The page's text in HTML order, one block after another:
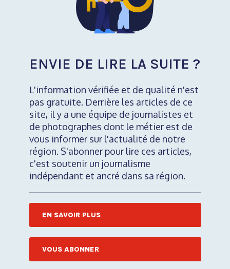
ENVIE DE LIRE LA SUITE ?
L'information vérifiée et de qualité n'est
pas gratuite. Derrière les articles de ce
site, il y a une équipe de journalistes et
de photographes dont le métier est de
vous informer sur l'actualité de notre
région. S'abonner pour lire ces articles,
c'est soutenir un journalisme
indépendant et ancré dans sa région.
EN SAVOIR PLUS
VOUS ABONNER